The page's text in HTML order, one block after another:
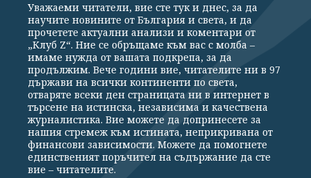
Общи условия
Политика за поверителност
Реклама
Партньори Контакти
За Клуб Z
Екип
Подкрепете ни
Издател на www.clubz.bg е „Клуб Зебра Медия“ ЕООД, София, ул. "Алеко
Константинов" 3. Всички права запазени 2026 „Клуб Зебра Медия“
Уважаеми читатели, вие сте тук и днес, за да
научите новините от България и света, и да
прочетете актуални анализи и коментари от
„Клуб Z“. Ние се обръщаме към вас с молба –
имаме нужда от вашата подкрепа, за да
продължим. Вече години вие, читателите ни в 97
държави на всички континенти по света,
отваряте всеки ден страницата ни в интернет в
търсене на истинска, независима и качествена
журналистика. Вие можете да допринесете за
нашия стремеж към истината, неприкривана от
финансови зависимости. Можете да помогнете
единственият поръчител на съдържание да сте
вие – читателите.